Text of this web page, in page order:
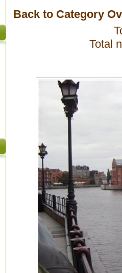
Back to Category
Total